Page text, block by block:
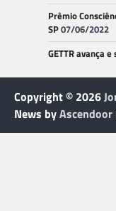
Prêmio
SP07/06/2022
GETTR avança
Copyright © 2026
News byAscendoor